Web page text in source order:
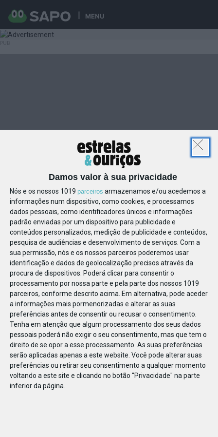
Damos valor à sua privacidade
Nós e os nossos 1019 parceiros armazenamos e/ou acedemos a
informações num dispositivo, como cookies, e processamos
dados pessoais, como identificadores únicos e informações
padrão enviadas por um dispositivo para publicidade e
conteúdos personalizados, medição de publicidade e conteúdos,
pesquisa de audiências e desenvolvimento de serviços. Com a
sua permissão, nós e os nossos parceiros poderemos usar
identificação e dados de geolocalização precisos através da
procura de dispositivos. Poderá clicar para consentir o
processamento por nossa parte e pela parte dos nossos 1019
parceiros, conforme descrito acima. Em alternativa, pode aceder
a informações mais pormenorizadas e alterar as suas
preferências antes de consentir ou recusar o consentimento.
Tenha em atenção que algum processamento dos seus dados
pessoais poderá não exigir o seu consentimento, mas que tem o
direito de se opor a esse processamento. As suas preferências
serão aplicadas apenas a este website. Você pode alterar suas
preferências ou retirar seu consentimento a qualquer momento
voltando a este site e clicando no botão "Privacidade" na parte
inferior da página.
MENU
45345507849743